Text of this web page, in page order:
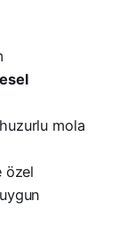
mola
özel